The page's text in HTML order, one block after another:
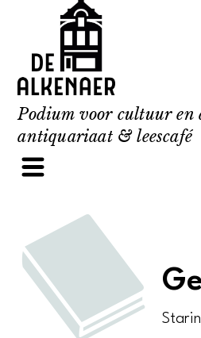
content
Podium voor cultuur en
antiquariaat & leescafé